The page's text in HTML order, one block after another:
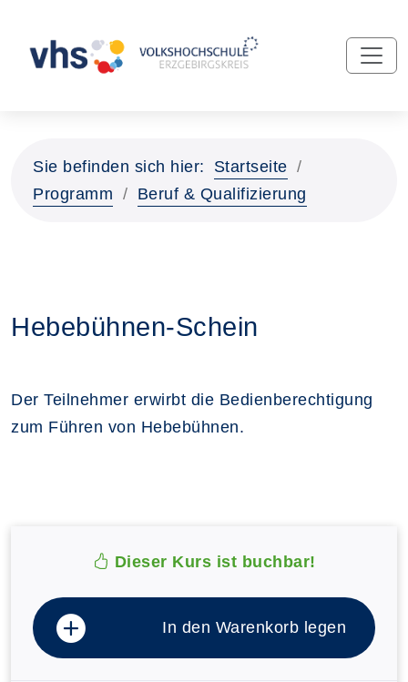
Sie befinden sich hier:
Startseite
Programm
Beruf & Qualifizierung
Hebebühnen-Schein
Der Teilnehmer erwirbt die Bedienberechtigung
zum Führen von Hebebühnen.
Dieser Kurs ist buchbar!
In den Warenkorb legen